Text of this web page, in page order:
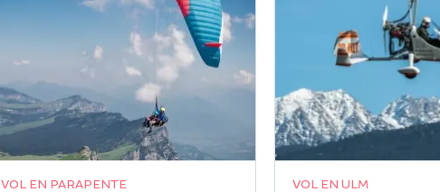
VOL EN PARAPENTE VOL EN ULM